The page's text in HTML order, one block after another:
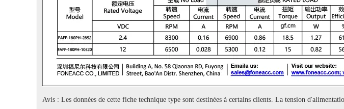
Avis : Les données de cette fiche technique type sont destinées à certains clients. La tension